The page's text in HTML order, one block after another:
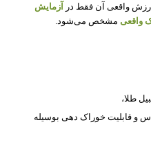
واقعی آن فقط در آزمایش
واقعیمشخص می‌شود.
طلا،
و قابلیت خوراک دهی بوسیله